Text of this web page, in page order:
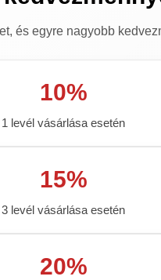
és egyre nagyobb
10%
1 levél vásárlása esetén
15%
3 levél vásárlása esetén
20%